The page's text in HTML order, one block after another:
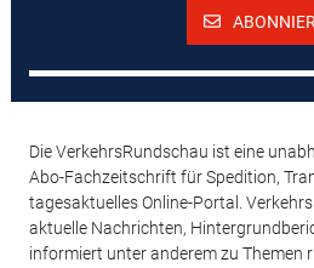
Die VerkehrsRundschau ist eine
Abo-Fachzeitschrift für Spedition,
tagesaktuelles Online-Portal.
aktuelle Nachrichten,
informiert unter anderem zu Themen